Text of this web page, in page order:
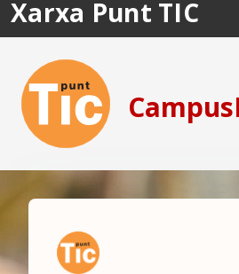
Xarxa Punt TIC